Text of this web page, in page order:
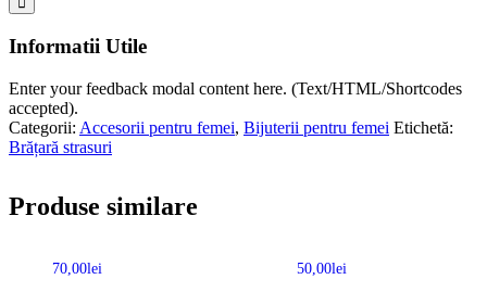
Informatii Utile
Enter your feedback modal content here. (Text/HTML/Shortcodes
accepted).
Categorii: Accesorii pentru femei, Bijuterii pentru femei Etichetă:
Brățară strasuri
Produse similare
70,00lei 50,00lei